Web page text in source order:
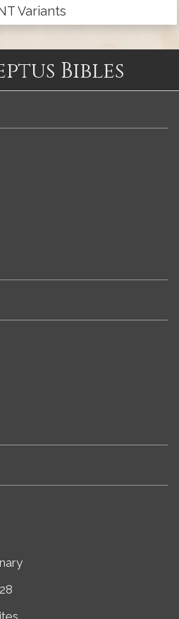
Variants
Bibles